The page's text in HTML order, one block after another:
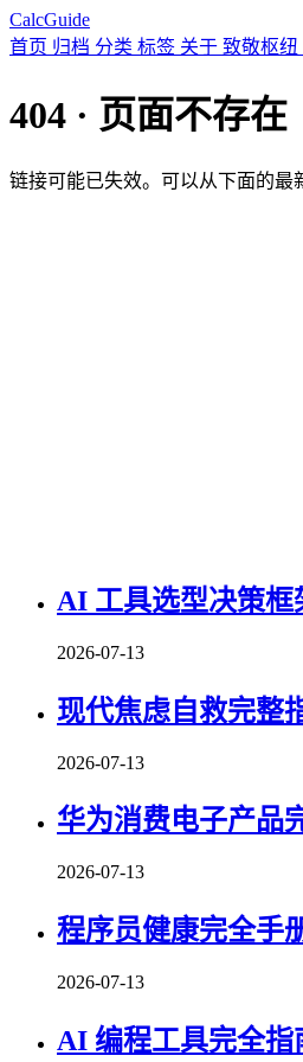
CalcGuide
首页 归档 分类 标签 关于 致敬枢纽
404 · 页面不存在
链接可能已失效。可以从下面的最
AI 工具选型决策框
2026-07-13
现代焦虑自救完整
2026-07-13
华为消费电子产品
2026-07-13
程序员健康完全手
2026-07-13
AI 编程工具完全指